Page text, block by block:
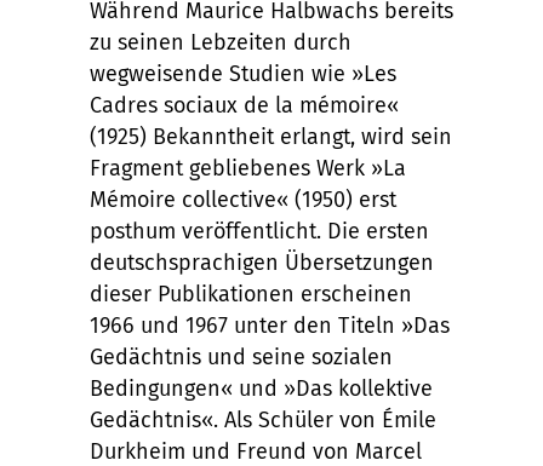
Während Maurice Halbwachs bereits
zu seinen Lebzeiten durch
wegweisende Studien wie »Les
Cadres sociaux de la mémoire«
(1925) Bekanntheit erlangt, wird sein
Fragment gebliebenes Werk »La
Mémoire collective« (1950) erst
posthum veröffentlicht. Die ersten
deutschsprachigen Übersetzungen
dieser Publikationen erscheinen
1966 und 1967 unter den Titeln »Das
Gedächtnis und seine sozialen
Bedingungen« und »Das kollektive
Gedächtnis«. Als Schüler von Émile
Durkheim und Freund von Marcel